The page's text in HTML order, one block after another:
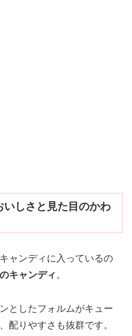
いしさと見た目のかわ
ャンディに入っているの
キャンディ 。
としたフォルムがキュー
配りやすさも抜群です。